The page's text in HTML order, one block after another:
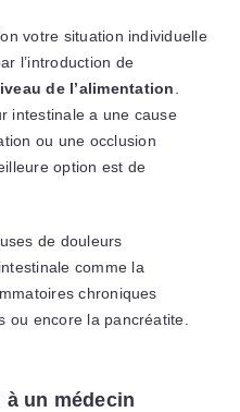
votre situation individuelle
l’introduction de
de l’alimentation
intestinale a une cause
ou une occlusion
option est de
de douleurs
comme la
chroniques
ou encore la pancréatite.
à un médecin